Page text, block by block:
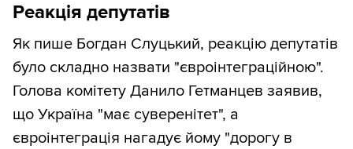
Реакція депутатів
Як пише Богдан Слуцький, реакцію депутатів
було складно назвати "євроінтеграційною".
Голова комітету Данило Гетманцев заявив,
що Україна "має суверенітет", а
євроінтеграція нагадує йому "дорогу в